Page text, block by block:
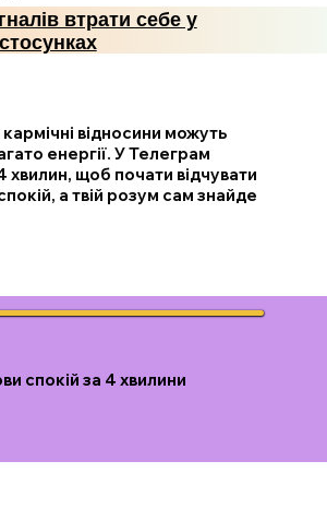
втрати себе у
відносини можуть
енергії. У Телеграм
хвилин, щоб почати відчувати
а твій розум сам знайде
спокій за 4 хвилини